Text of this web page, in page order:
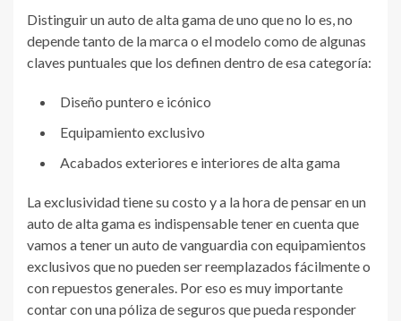
Distinguir un auto de alta gama de uno que no lo es, no
depende tanto de la marca o el modelo como de algunas
claves puntuales que los definen dentro de esa categoría:
Diseño puntero e icónico
Equipamiento exclusivo
Acabados exteriores e interiores de alta gama
La exclusividad tiene su costo y a la hora de pensar en un
auto de alta gama es indispensable tener en cuenta que
vamos a tener un auto de vanguardia con equipamientos
exclusivos que no pueden ser reemplazados fácilmente o
con repuestos generales. Por eso es muy importante
contar con una póliza de seguros que pueda responder